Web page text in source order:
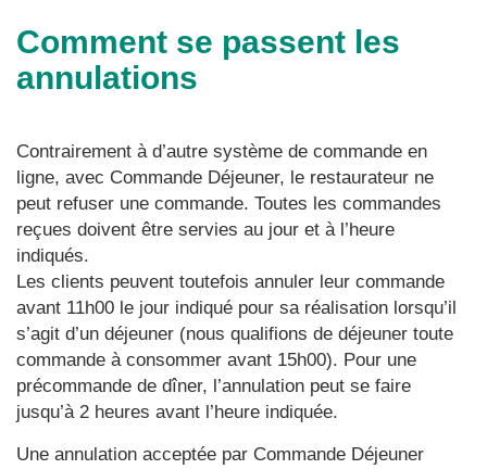
Comment se passent les
annulations
Contrairement à d’autre système de commande en
ligne, avec Commande Déjeuner, le restaurateur ne
peut refuser une commande. Toutes les commandes
reçues doivent être servies au jour et à l’heure
indiqués.
Les clients peuvent toutefois annuler leur commande
avant 11h00 le jour indiqué pour sa réalisation lorsqu’il
s’agit d’un déjeuner (nous qualifions de déjeuner toute
commande à consommer avant 15h00). Pour une
précommande de dîner, l’annulation peut se faire
jusqu’à 2 heures avant l’heure indiquée.
Une annulation acceptée par Commande Déjeuner